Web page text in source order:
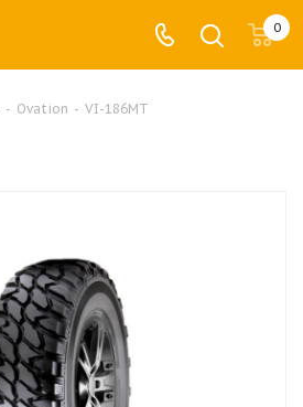
0
- Ovation - VI-186MT